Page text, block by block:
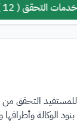
التحقق من
الوكالة